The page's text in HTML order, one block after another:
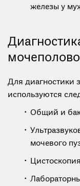
железы у
Для диагностики
используются
Общий и
мочевого